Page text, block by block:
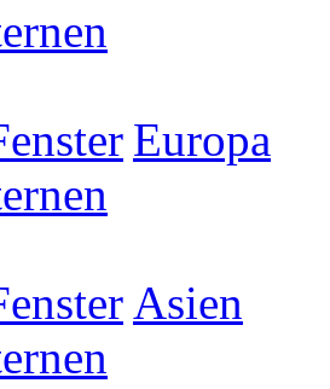
Europa
Asien